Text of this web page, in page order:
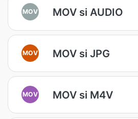
MOV MOV si AUDIO
MOV MOV si JPG
MOV MOV si M4V